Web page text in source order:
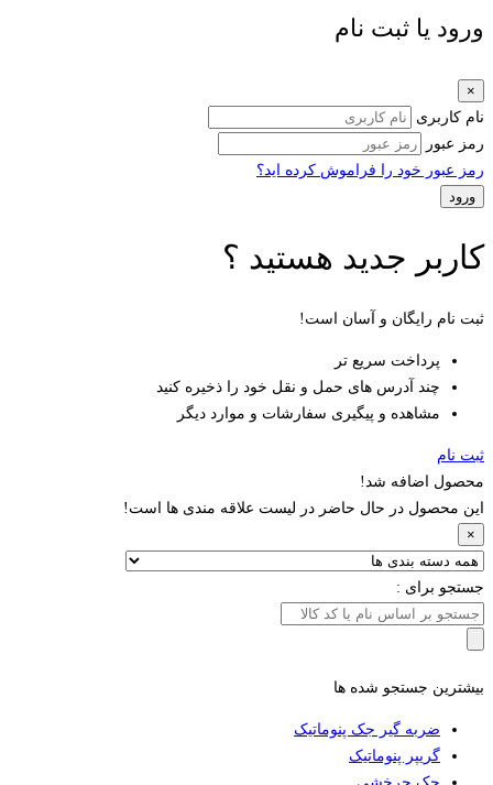
ورود یا ثبت نام
×
نام کاربری
رمز عبور
رمز عبور خود را فراموش کرده اید؟
کاربر جدید هستید ؟
ثبت نام رایگان و آسان است!
پرداخت سریع تر
چند آدرس های حمل و نقل خود را ذخیره کنید
مشاهده و پیگیری سفارشات و موارد دیگر
ثبت نام
محصول اضافه شد!
این محصول در حال حاضر در لیست علاقه مندی ها است!
×
جستجو برای :
بیشترین جستجو شده ها
ضربه گیر جک پنوماتیک
گریپر پنوماتیک